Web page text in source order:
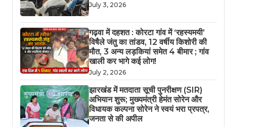
July 3, 2026
गढ़वा में दहशत : कोरटा गांव में ‘रहस्यमयी’
विषैले जंतु का तांडव, 12 वर्षीय किशोरी की
मौत, 3 अन्य लड़कियां समेत 4 बीमार ; गांव
खाली कर भागे कई लोग!
July 2, 2026
झारखंड में मतदाता सूची पुनरीक्षण (SIR)
अभियान शुरू; मुख्यमंत्री हेमंत सोरेन और
विधायक कल्पना सोरेन ने स्वयं भरा प्रपत्र,
जनता से की अपील